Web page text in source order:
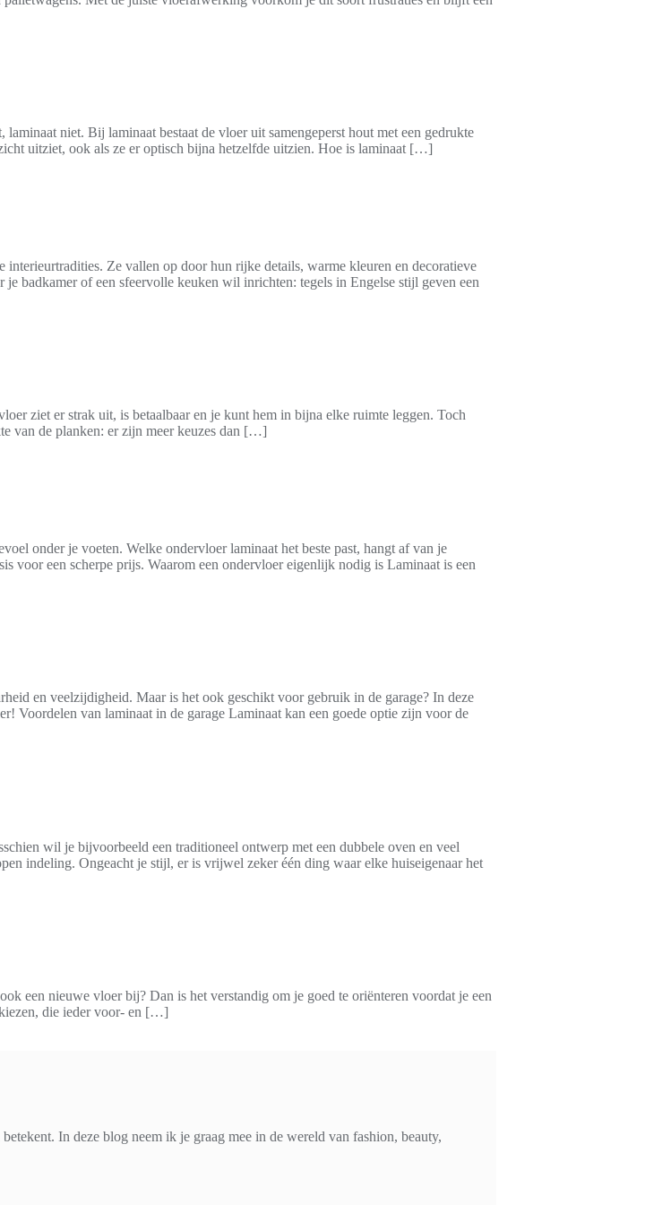
niet. Bij laminaat bestaat de vloer uit samengeperst hout met een gedrukte
uitziet, ook als ze er optisch bijna hetzelfde uitzien. Hoe is laminaat […]
Ze vallen op door hun rijke details, warme kleuren en decoratieve
badkamer of een sfeervolle keuken wil inrichten: tegels in Engelse stijl geven een
ziet er strak uit, is betaalbaar en je kunt hem in bijna elke ruimte leggen. Toch
van de planken: er zijn meer keuzes dan […]
onder je voeten. Welke ondervloer laminaat het beste past, hangt af van je
voor een scherpe prijs. Waarom een ondervloer eigenlijk nodig is Laminaat is een
en veelzijdigheid. Maar is het ook geschikt voor gebruik in de garage? In deze
Voordelen van laminaat in de garage Laminaat kan een goede optie zijn voor de
wil je bijvoorbeeld een traditioneel ontwerp met een dubbele oven en veel
indeling. Ongeacht je stijl, er is vrijwel zeker één ding waar elke huiseigenaar het
een nieuwe vloer bij? Dan is het verstandig om je goed te oriënteren voordat je een
die ieder voor- en […]
In deze blog neem ik je graag mee in de wereld van fashion, beauty,